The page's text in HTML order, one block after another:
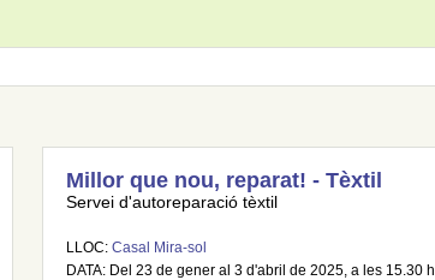
Millor que nou, reparat! - Tèxtil
Servei d'autoreparació tèxtil
LLOC: Casal Mira-sol
DATA: Del 23 de gener al 3 d'abril de 2025, a les 15.30 h